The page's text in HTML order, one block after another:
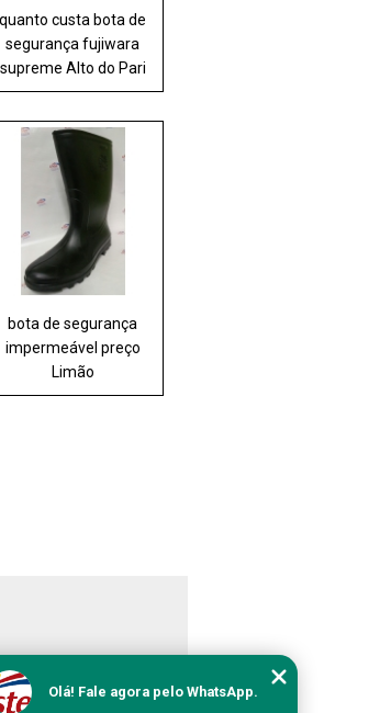
quanto custa bota de
segurança fujiwara
supreme Alto do Pari
bota de segurança
impermeável preço
Limão
sem a autorização do autor. Crime
Olá! Fale agora pelo WhatsApp.